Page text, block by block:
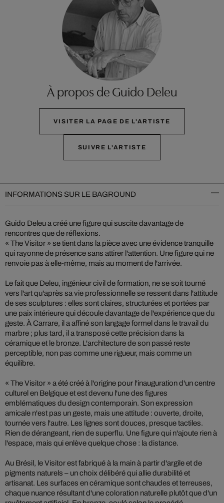
À propos de Guido Deleu
VISITER LA PAGE DE L'ARTISTE
SUIVRE L'ARTISTE
INFORMATIONS SUR LE BAGROUND
Guido Deleu a créé une figure qui suscite davantage de
rencontres que de réflexions.
« The Visitor » se tient dans la pièce avec une évidence tranquille
qui rayonne de présence sans attirer l'attention. Une figure qui ne
renvoie pas à elle-même, mais au moment de l'arrivée.
Le fait que Deleu, ingénieur civil de formation, ne se soit tourné
vers l'art qu'après sa vie professionnelle se ressent dans l'attitude
de ses sculptures : elles sont claires, structurées et portées par
une paix intérieure qui découle davantage de l'expérience que du
geste. À Carrare, il a affiné son langage formel dans le travail du
marbre ; plus tard, il a transposé cette précision dans la
céramique et le bronze. L'architecture de son passé reste
perceptible, non pas comme une rigueur, mais comme un
équilibre.
« The Visitor » a été créé à l'origine pour l'inauguration d'un centre
culturel en Belgique et est devenu l'une des figures
emblématiques du design contemporain. Son expression
amicale n'est pas un geste, mais une attitude : ouverte, droite,
tournée vers l'autre. Les lignes sont douces, presque tactiles.
Rien de dérangeant, rien de superflu. Une figure qui n'ajoute rien à
l'espace, mais qui enlève quelque chose : la distance.
Au Brésil, le Visitor est fabriqué à la main à partir d'argile et de
pigments naturels – un choix délibéré qui allie durabilité et
artisanat. Les surfaces en céramique sont chaudes et terreuses,
chaque nuance résultant d'une coloration naturelle plutôt que d'un